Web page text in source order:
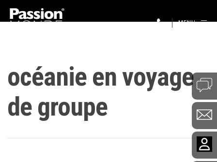
MENU
océanie en voyage
de groupe